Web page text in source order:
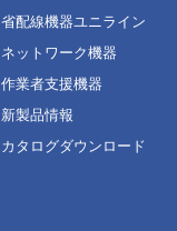
省配線機器ユニライン
ネットワーク機器
作業者支援機器
新製品情報
カタログダウンロード